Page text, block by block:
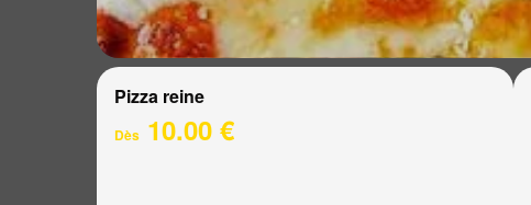
Pizza reine
Dès 10.00 €